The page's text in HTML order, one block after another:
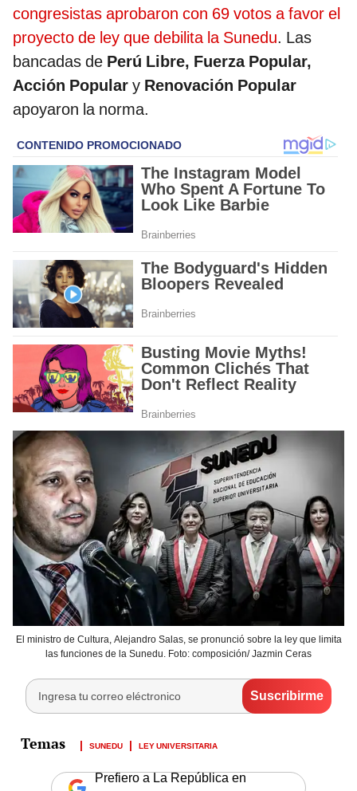
congresistas aprobaron con 69 votos a favor el
proyecto de ley que debilita la Sunedu. Las
bancadas de Perú Libre, Fuerza Popular,
Acción Popular y Renovación Popular
apoyaron la norma.
El ministro de Cultura, Alejandro Salas, se pronunció sobre la ley que limita
las funciones de la Sunedu. Foto: composición/ Jazmin Ceras
SUNEDU LEY UNIVERSITARIA
Prefiero a La República en